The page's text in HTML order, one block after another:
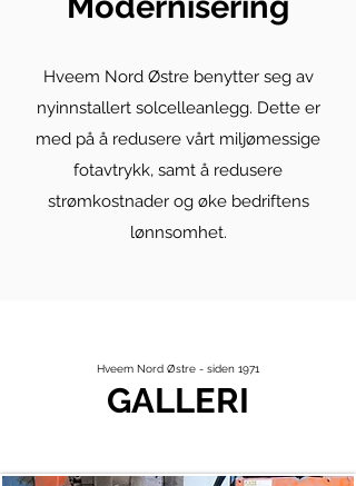
Hveem Nord Østre benytter seg av
nyinnstallert solcelleanlegg. Dette er
med på å redusere vårt miljømessige
fotavtrykk, samt å redusere
strømkostnader og øke bedriftens
lønnsomhet.
Hveem Nord Østre - siden 1971
GALLERI